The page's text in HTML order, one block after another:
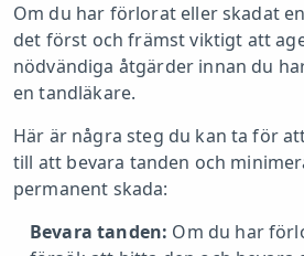
Om du har förlorat eller skadat
det först och främst viktigt att
nödvändiga åtgärder innan du
en tandläkare.
Här är några steg du kan ta för
till att bevara tanden och
permanent skada:
Bevara tanden: Om du har